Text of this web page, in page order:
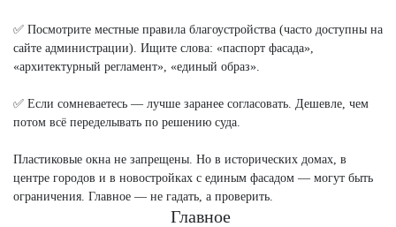
✅ Посмотрите местные правила благоустройства (часто доступны на
сайте администрации). Ищите слова: «паспорт фасада»,
«архитектурный регламент», «единый образ».
✅ Если сомневаетесь — лучше заранее согласовать. Дешевле, чем
потом всё переделывать по решению суда.
Пластиковые окна не запрещены. Но в исторических домах, в
центре городов и в новостройках с единым фасадом — могут быть
ограничения. Главное — не гадать, а проверить.
Главное